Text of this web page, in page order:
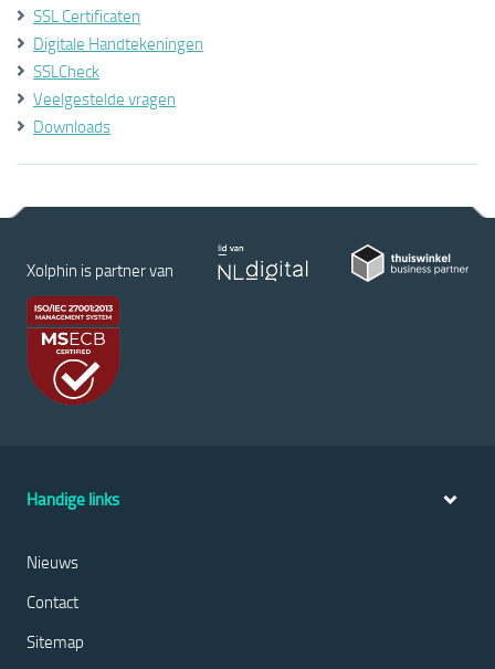
SSL Certificaten
Digitale Handtekeningen
SSLCheck
Veelgestelde vragen
Downloads
Xolphin is partner van
Handige links
Nieuws
Contact
Sitemap